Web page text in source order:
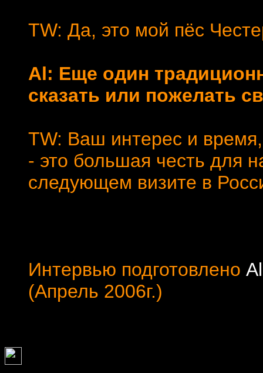
TW: Да, это мой пёс
Al: Еще один
сказать или пожелать
TW: Ваш интерес и
- это большая честь для
следующем визите в
Интервью подготовлено
(Апрель 2006г.)